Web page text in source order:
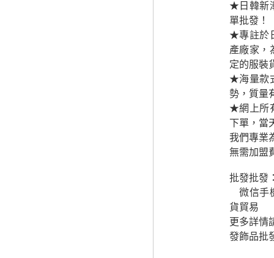
★日韓新
單批發！
★專註於
產廠家，
定的服裝
★海量款
勢，質量
★網上所
下單，當
我們專業
無需加盟
批發批發
微信手
貨貿易
更多詳情
發飾品批